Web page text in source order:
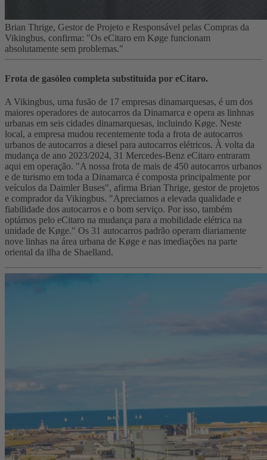
Brian Thrige, Gestor de Projeto e Responsável pelas Compras da
Vikingbus, confirma: "Os eCitaro em Køge funcionam
absolutamente sem problemas."
Frota de gasóleo completa substituída por eCitaro.
A Vikingbus, uma fusão de 17 empresas dinamarquesas, é um dos
maiores operadores de autocarros da Dinamarca e opera as linhnas
urbanas em seis cidades dinamarquesas, incluindo Køge. Neste
local, a empresa mudou recentemente toda a frota de autocarros
urbanos de autocarros a diesel para autocarros elétricos. À volta da
mudança de ano 2023/2024, 31 Mercedes-Benz eCitaro entraram
aqui em operação. "A nossa frota de mais de 450 autocarros urbanos
e de turismo em toda a Dinamarca é composta principalmente por
veículos da Daimler Buses", afirma Brian Thrige, gestor de projetos
e comprador da Vikingbus. "Apreciamos a elevada qualidade e
fiabilidade dos autocarros e o bom serviço. Por isso, também
optámos pelo eCitaro na mudança para a mobilidade elétrica na
unidade de Køge." Os 31 autocarros padrão operam diariamente
nove linhas na área urbana de Køge e nas imediações na parte
oriental da ilha de Shaelland.